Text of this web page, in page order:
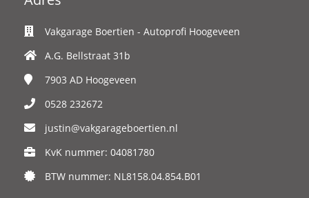
Vakgarage Boertien - Autoprofi Hoogeveen
A.G. Bellstraat 31b
7903 AD Hoogeveen
0528 232672
justin@vakgarageboertien.nl
KvK nummer: 04081780
BTW nummer: NL8158.04.854.B01